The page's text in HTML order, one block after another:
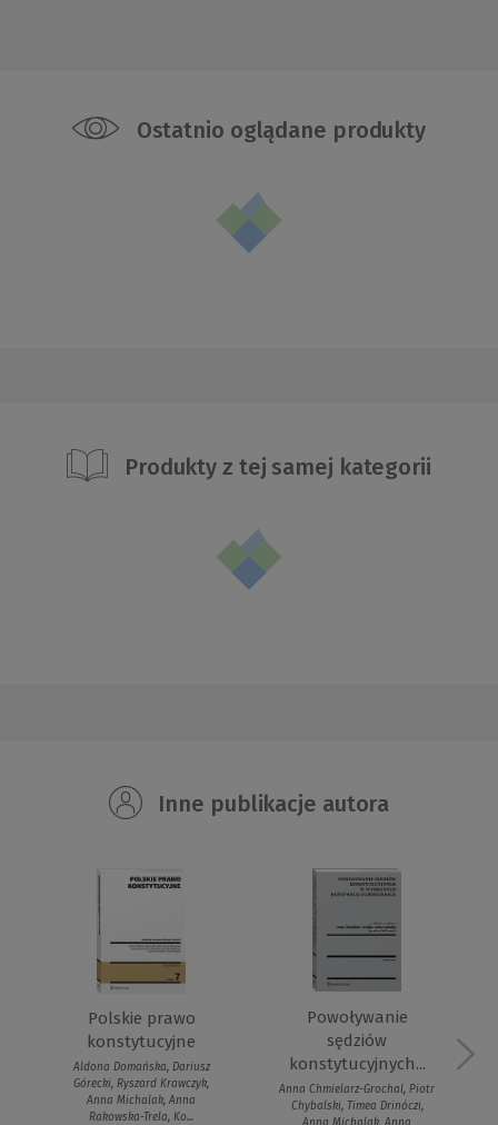
Ostatnio oglądane produkty
Produkty z tej samej kategorii
Inne publikacje autora
Polskie prawo
konstytucyjne
Aldona Domańska, Dariusz
Górecki, Ryszard Krawczyk,
Anna Michalak, Anna
Rakowska-Trela, Ko...
Powoływanie
sędziów
konstytucyjnych...
Anna Chmielarz-Grochal, Piotr
Chybalski, Timea Drinóczi,